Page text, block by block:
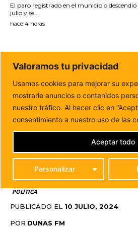
El paro registrado en el municipio
julio y se...
hace 4 horas